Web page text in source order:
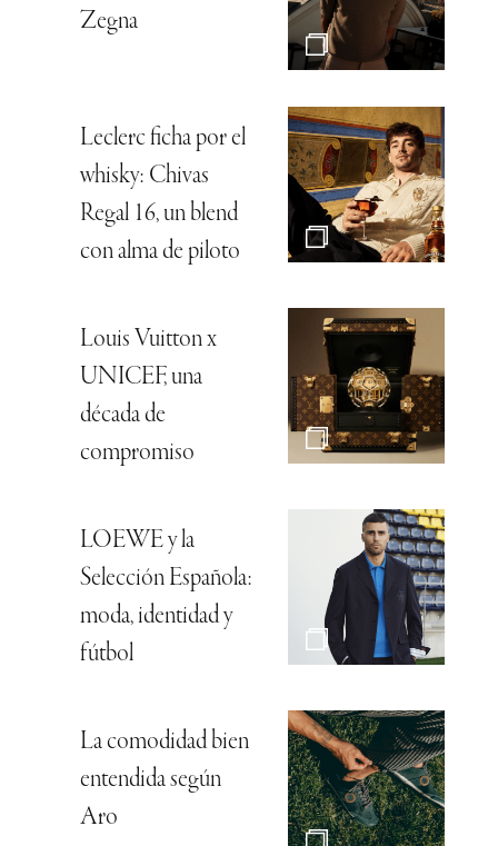
Zegna
Leclerc ficha por el
whisky: Chivas
Regal 16, un blend
con alma de piloto
Louis Vuitton x
UNICEF, una
década de
compromiso
LOEWE y la
Selección Española:
moda, identidad y
fútbol
La comodidad bien
entendida según
Aro